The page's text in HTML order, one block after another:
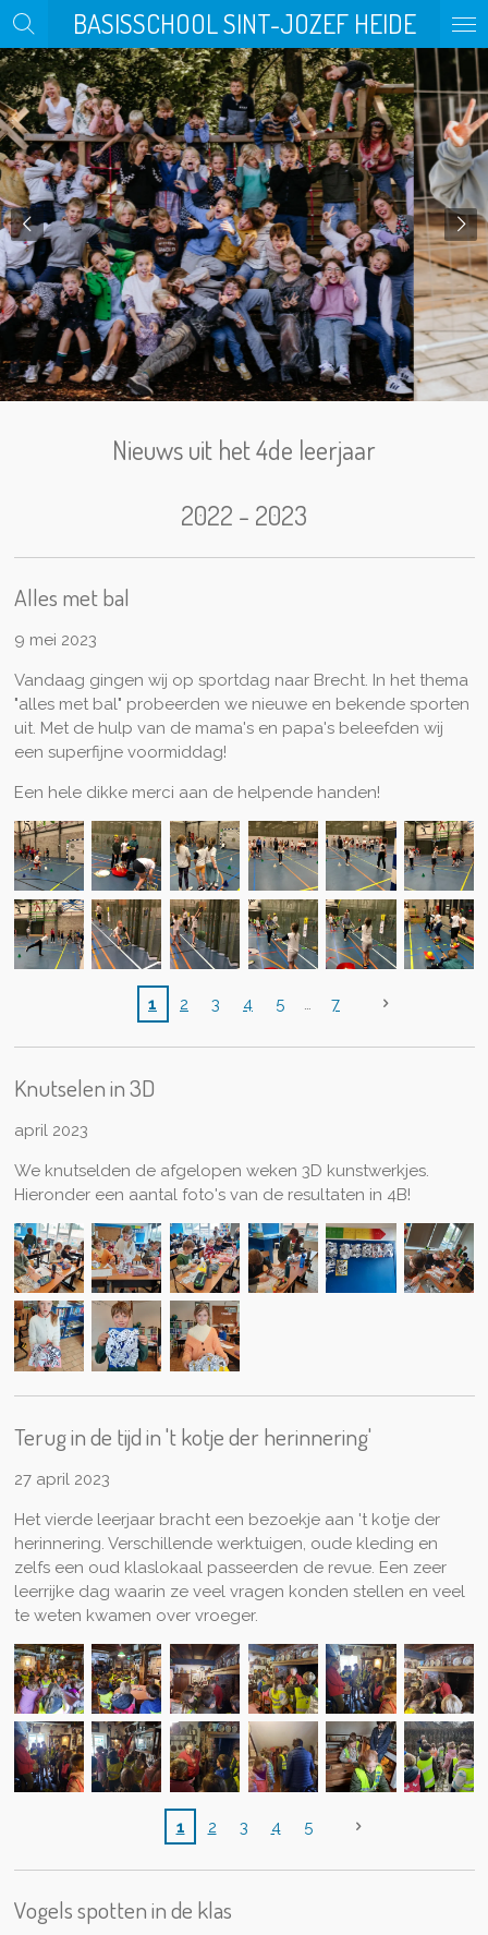
Ga
direct
naar
de
hoofdinhoud
BASISSCHOOL SINT-JOZEF HEIDE
Nieuws uit het 4de leerjaar
2022 - 2023
Alles met bal
9 mei 2023
Vandaag gingen wij op sportdag naar Brecht. In het thema
"alles met bal" probeerden we nieuwe en bekende sporten
uit. Met de hulp van de mama's en papa's beleefden wij
een superfijne voormiddag!
Een hele dikke merci aan de helpende handen!
1 2 3 4 5 7
Knutselen in 3D
april 2023
We knutselden de afgelopen weken 3D kunstwerkjes.
Hieronder een aantal foto's van de resultaten in 4B!
Terug in de tijd in 't kotje der herinnering'
27 april 2023
Het vierde leerjaar bracht een bezoekje aan 't kotje der
herinnering. Verschillende werktuigen, oude kleding en
zelfs een oud klaslokaal passeerden de revue. Een zeer
leerrijke dag waarin ze veel vragen konden stellen en veel
te weten kwamen over vroeger.
1 2 3 4 5
Vogels spotten in de klas